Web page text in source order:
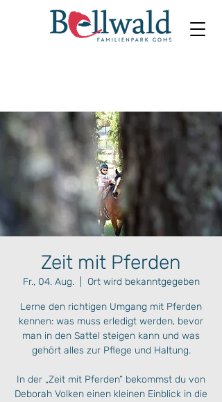
Zeit mit Pferden
Fr., 04. Aug.
  |
Ort wird bekanntgegeben
Lerne den richtigen Umgang mit Pferden
kennen: was muss erledigt werden, bevor
man in den Sattel steigen kann und was
gehört alles zur Pflege und Haltung.
In der „Zeit mit Pferden“ bekommst du von
Deborah Volken einen kleinen Einblick in die